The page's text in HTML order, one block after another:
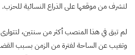
لتشرف من موقعها على الذراع النسائية للحزب.
لم تبق في هذا المنصب أكثر من سنتين، لتتوارى
وتغيب عن الساحة لفترة من الزمن بسبب